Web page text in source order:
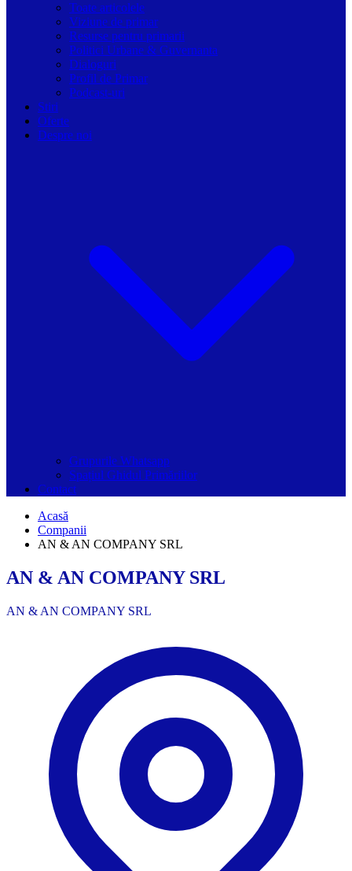
Toate articolele
Viziune de primar
Resurse pentru primarii
Politici Urbane & Guvernanta
Dialoguri
Profil de Primar
Podcast-uri
Stiri
Oferte
Despre noi
Grupurile Whatsapp
Spațiul Ghidul Primăriilor
Contact
Acasă
Companii
AN & AN COMPANY SRL
AN & AN COMPANY SRL
AN & AN COMPANY SRL